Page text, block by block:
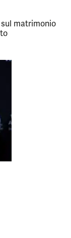
matrimonio